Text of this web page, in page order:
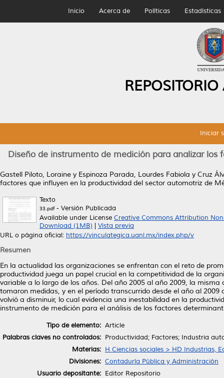
Inicio Acerca de Políticas Estadísticas
Iniciar
Diseño de instrumento de medición para analizar
Gastell Piloto, Loraine y Espinoza Parada, Lourdes Fabiola y Cruz
factores que influyen en la productividad del sector automotriz de
Texto
33.pdf- Versión Publicada
Available under License Creative Commons Attribution
Download (1MB)
Vista previa
URL o página oficial: https://vinculategica.uanl.mx/index.php/v
Resumen
En la actualidad las organizaciones se enfrentan con el reto de
productividad juega un papel crucial en la competitividad de la
variable a lo largo de los años. Del año 2005 al año 2009, la
tomaron medidas, y en el período transcurrido desde el año al
volvió a disminuir, lo cual evidencia una inestabilidad en la
instrumento de medición para el análisis de los factores
Tipo de elemento: Article
Palabras claves no controlados: Productividad; Factores; Industria
Materias: H Ciencias sociales > HD Industrias,
Divisiones: Contaduría Pública y Administración
Usuario depositante: Editor Repositorio